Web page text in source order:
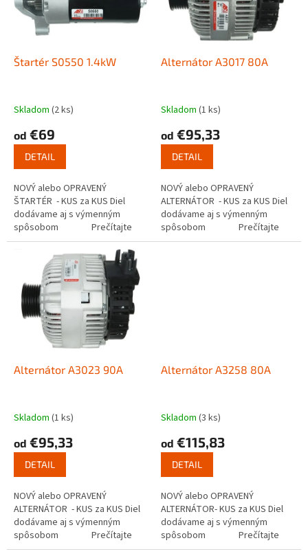
Štartér S0550 1.4kW
Skladom (2 ks)
od €69
DETAIL
NOVÝ alebo OPRAVENÝ
ŠTARTÉR - KUS za KUS Diel
dodávame aj s výmenným
spôsobom Prečítajte
si ako funguje...
Alternátor A3017 80A
Skladom (1 ks)
od €95,33
DETAIL
NOVÝ alebo OPRAVENÝ
ALTERNÁTOR - KUS za KUS Diel
dodávame aj s výmenným
spôsobom Prečítajte
si ako...
Alternátor A3023 90A
Skladom (1 ks)
od €95,33
DETAIL
NOVÝ alebo OPRAVENÝ
ALTERNÁTOR - KUS za KUS Diel
dodávame aj s výmenným
spôsobom Prečítajte
si ako...
Alternátor A3258 80A
Skladom (3 ks)
od €115,83
DETAIL
NOVÝ alebo OPRAVENÝ
ALTERNÁTOR- KUS za KUS Diel
dodávame aj s výmenným
spôsobom Prečítajte
si ako funguje...